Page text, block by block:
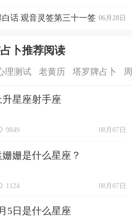
重要，你要相信这可以治好，那
祥，无覆苦恼，那疾病自然康复
好的成果。
程有问题，或是不会生，那你可
成果。请把身子养好，再挑个好
出来的不是男婴，你可以大胆一
喜的好结果。
如何，会有惊喜与欢呼。
06月28日
话 观音灵签第三十一签
卜推荐阅读
理测试 老黄历 塔罗牌占卜
升星座射手座
08月07日
9849
姗姗是什么星座？
08月07日
1124
5日是什么星座